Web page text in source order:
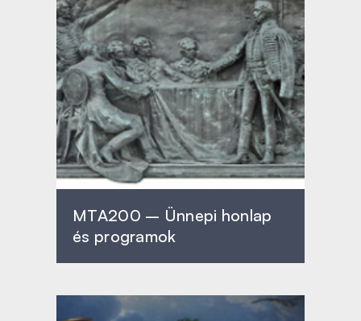
MTA200 – Ünnepi honlap
és programok